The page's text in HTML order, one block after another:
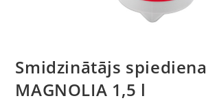
Smidzinātājs spiediena
MAGNOLIA 1,5 l